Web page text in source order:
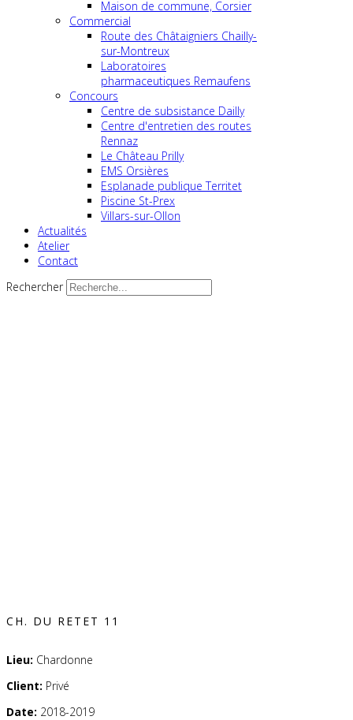
Maison de commune, Corsier
Commercial
Route des Châtaigniers Chailly-
sur-Montreux
Laboratoires
pharmaceutiques Remaufens
Concours
Centre de subsistance Dailly
Centre d'entretien des routes
Rennaz
Le Château Prilly
EMS Orsières
Esplanade publique Territet
Piscine St-Prex
Villars-sur-Ollon
Actualités
Atelier
Contact
Rechercher
CH. DU RETET 11
Lieu: Chardonne
Client: Privé
Date: 2018-2019